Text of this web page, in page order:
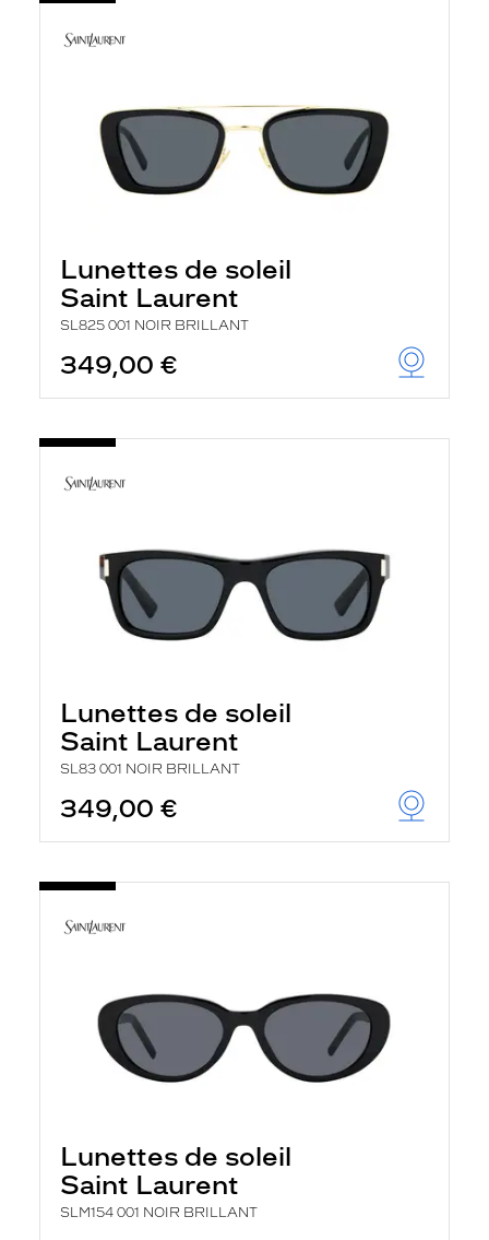
Lunettes de soleil
Saint Laurent
SL825 001 NOIR BRILLANT
349,00 €
Lunettes de soleil
Saint Laurent
SL83 001 NOIR BRILLANT
349,00 €
Lunettes de soleil
Saint Laurent
SLM154 001 NOIR BRILLANT